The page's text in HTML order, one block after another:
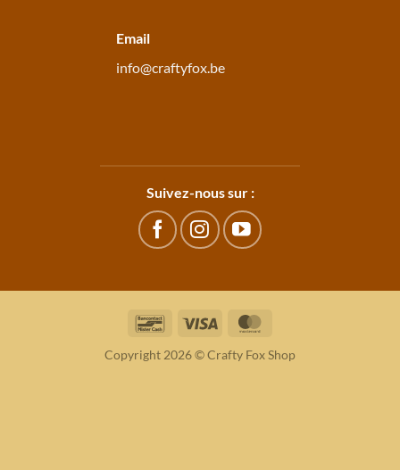
Email
info@craftyfox.be
Suivez-nous sur :
BancontactVisa
Copyright 2026 © Crafty Fox Shop